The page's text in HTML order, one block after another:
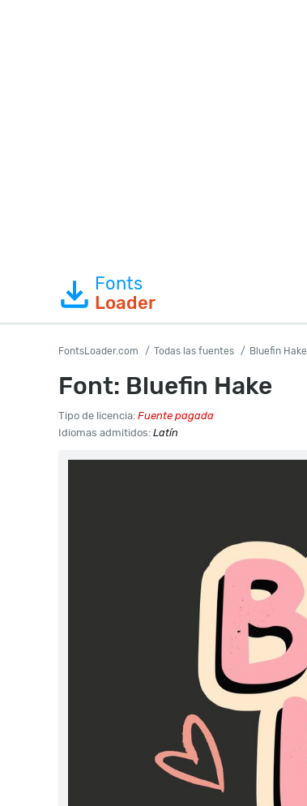
Fonts
Loader
FontsLoader.com Todas las fuentes Bluefin Hake
Font: Bluefin Hake
Tipo de licencia: Fuente pagada
Idiomas admitidos: Latín